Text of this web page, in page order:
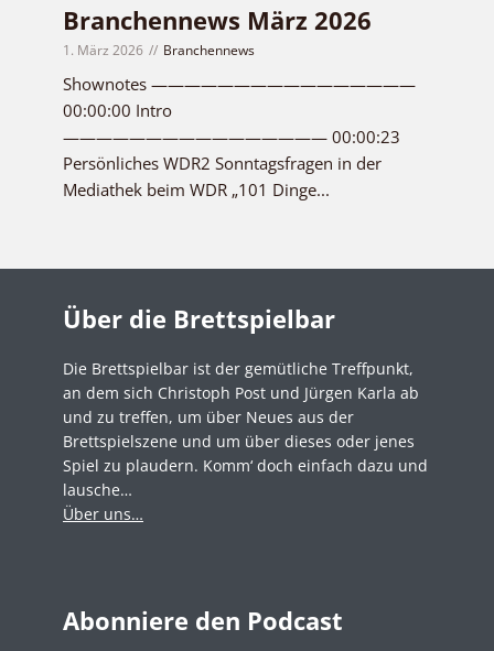
Branchennews März 2026
1. März 2026 Branchennews
Shownotes ————————————————
00:00:00 Intro
———————————————— 00:00:23
Persönliches WDR2 Sonntagsfragen in der
Mediathek beim WDR „101 Dinge...
Über die Brettspielbar
Die Brettspielbar ist der gemütliche Treffpunkt,
an dem sich Christoph Post und Jürgen Karla ab
und zu treffen, um über Neues aus der
Brettspielszene und um über dieses oder jenes
Spiel zu plaudern. Komm‘ doch einfach dazu und
lausche…
Über uns…
Abonniere den Podcast